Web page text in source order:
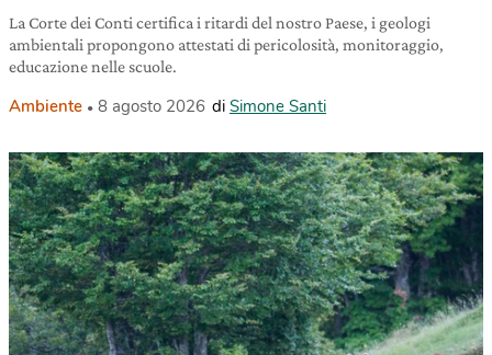
La Corte dei Conti certifica i ritardi del nostro Paese, i geologi
ambientali propongono attestati di pericolosità, monitoraggio,
educazione nelle scuole.
Ambiente 8 agosto 2026 di Simone Santi